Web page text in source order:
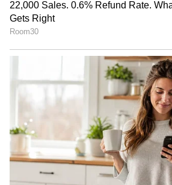
కాంగ్రెస్ ఎంపీ జైరాం రమేశ్
జోడో అభియాన్’ అంటూ ప్రచారంలో
‘జాయిన్ ఇండియా’ ప్రచారంలో